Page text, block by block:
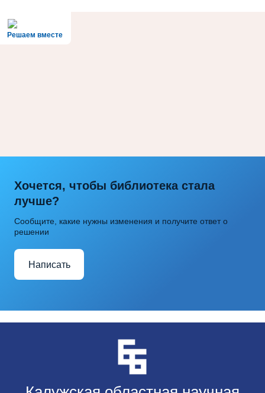
Решаем вместе
Хочется, чтобы библиотека стала
лучше?
Сообщите, какие нужны изменения и получите ответ о
решении
Написать